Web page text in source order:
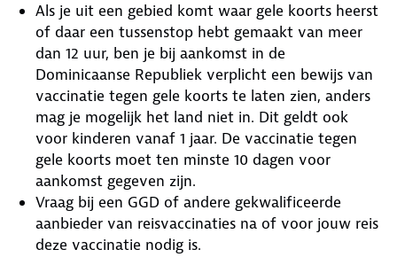
Als je uit een gebied komt waar gele koorts heerst
of daar een tussenstop hebt gemaakt van meer
dan 12 uur, ben je bij aankomst in de
Dominicaanse Republiek verplicht een bewijs van
vaccinatie tegen gele koorts te laten zien, anders
mag je mogelijk het land niet in. Dit geldt ook
voor kinderen vanaf 1 jaar. De vaccinatie tegen
gele koorts moet ten minste 10 dagen voor
aankomst gegeven zijn.
Vraag bij een GGD of andere gekwalificeerde
aanbieder van reisvaccinaties na of voor jouw reis
deze vaccinatie nodig is.